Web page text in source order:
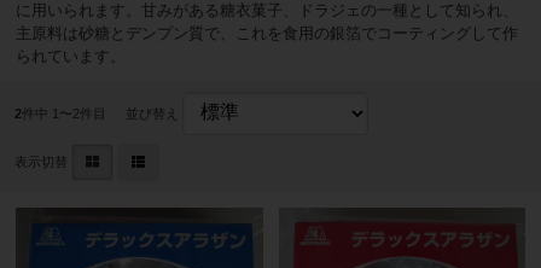
に用いられます。甘みがある糖衣菓子、ドラジェの一種として知られ、
主原料は砂糖とデンプン質で、これを食用の銀箔でコーティングして作
られています。
2件中 1〜2件目 並び替え
表示切替